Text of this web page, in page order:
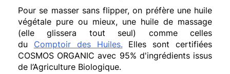
Pour se masser sans flipper, on préfère une huile
végétale pure ou mieux, une huile de massage
(elle glissera tout seul) comme celles
du Comptoir des Huiles. Elles sont certifiées
COSMOS ORGANIC avec 95% d'ingrédients issus
de l’Agriculture Biologique.